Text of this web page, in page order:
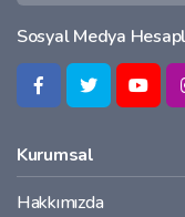
Sosyal Medya
Kurumsal
Hakkımızda